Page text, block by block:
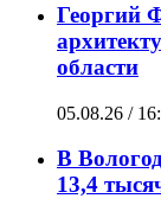
Георгий
области
05.08.26 /
В
13,4